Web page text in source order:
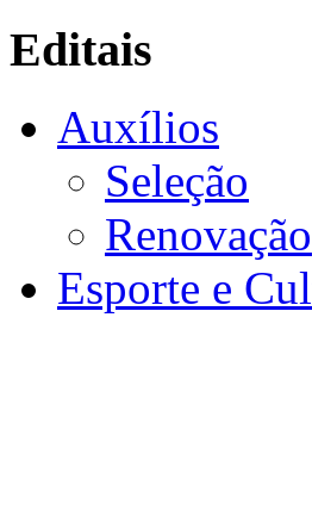
Editais
Auxílios
Seleção
Renovação
Esporte e